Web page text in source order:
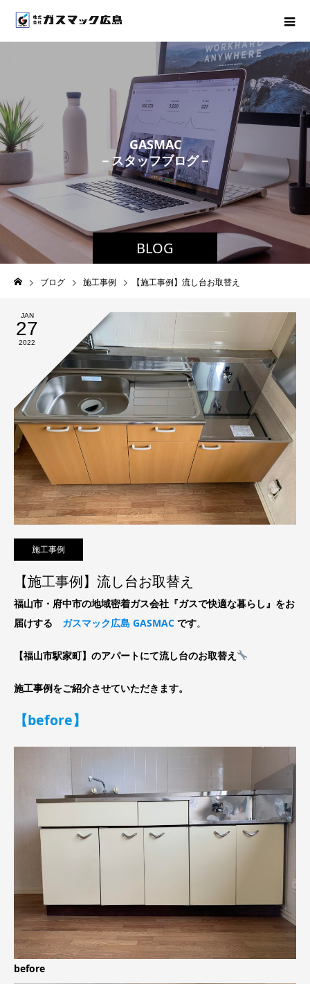
BLOG
GASMAC
－ スタッフブログ－
ブログ 施工事例 【施工事例】流し台お取替え
JAN
27
2022
施工事例
【施工事例】流し台お取替え
福山市・府中市の地域密着ガス会社『ガスで快適な暮らし』をお
届けする ガスマック広島 GASMAC です。
【福山市駅家町】のアパートにて流し台のお取替え
施工事例をご紹介させていただきます。
【before】
before